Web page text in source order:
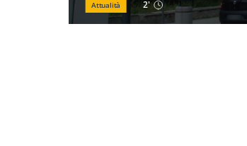
Attualità 2'